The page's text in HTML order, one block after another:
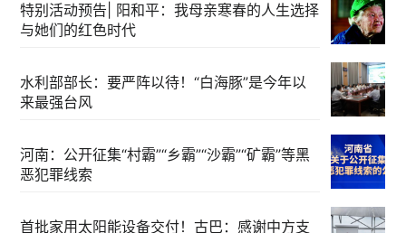
特别活动预告| 阳和平：我母亲寒春的人生选择
与她们的红色时代
水利部部长：要严阵以待！“白海豚”是今年以
来最强台风
河南：公开征集“村霸”“乡霸”“沙霸”“矿霸”等黑
恶犯罪线索
首批家用太阳能设备交付！古巴：感谢中方支